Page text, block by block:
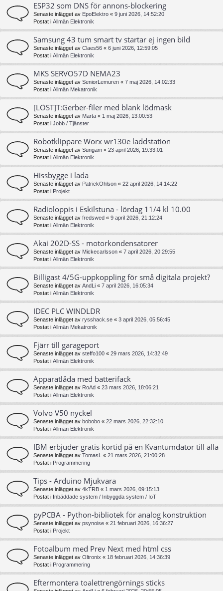
ESP32 som DNS för annons-blockering
Senaste inlägget av EpoElektro « 9 juni 2026, 14:52:20
Postat i Allmän Elektronik
Samsung 43 tum smart tv startar ej ingen bild
Senaste inlägget av Claes56 « 6 juni 2026, 12:59:05
Postat i Allmän Elektronik
MKS SERVO57D NEMA23
Senaste inlägget av SeniorLemuren « 7 maj 2026, 14:02:33
Postat i Allmän Mekatronik
[LÖST]T:Gerber-filer med blank lödmask
Senaste inlägget av Marta « 1 maj 2026, 13:00:53
Postat i Jobb / Tjänster
Robotklippare Worx wr130e laddstation
Senaste inlägget av Sungam « 23 april 2026, 19:33:01
Postat i Allmän Elektronik
Hissbygge i lada
Senaste inlägget av PatrickOhlson « 22 april 2026, 14:14:22
Postat i Projekt
Radioloppis i Eskilstuna - lördag 11/4 kl 10.00
Senaste inlägget av fredswed « 9 april 2026, 21:12:24
Postat i Allmän Elektronik
Akai 202D-SS - motorkondensatorer
Senaste inlägget av Mickecarlsson « 7 april 2026, 20:29:55
Postat i Allmän Elektronik
Billigast 4/5G-uppkoppling för små digitala projekt?
Senaste inlägget av AndLi « 7 april 2026, 16:05:34
Postat i Allmän Elektronik
IDEC PLC WINDLDR
Senaste inlägget av rysshack.se « 3 april 2026, 05:56:45
Postat i Allmän Mekatronik
Fjärr till garageport
Senaste inlägget av steffo100 « 29 mars 2026, 14:32:49
Postat i Allmän Elektronik
Apparatlåda med batterifack
Senaste inlägget av RoAd « 23 mars 2026, 18:06:21
Postat i Allmän Elektronik
Volvo V50 nyckel
Senaste inlägget av bobobo « 22 mars 2026, 22:32:10
Postat i Allmän Elektronik
IBM erbjuder gratis körtid på en Kvantumdator till alla
Senaste inlägget av TomasL « 21 mars 2026, 21:00:28
Postat i Programmering
Tips - Arduino Mjukvara
Senaste inlägget av 4kTRB « 1 mars 2026, 09:15:13
Postat i Inbäddade system / Inbyggda system / IoT
pyPCBA - Python-bibliotek för analog konstruktion
Senaste inlägget av psynoise « 21 februari 2026, 16:36:27
Postat i Projekt
Fotoalbum med Prev Next med html css
Senaste inlägget av Oltronix « 18 februari 2026, 14:36:39
Postat i Programmering
Eftermontera toalettrengörnings sticks